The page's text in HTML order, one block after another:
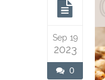
Sep 19
2023
0